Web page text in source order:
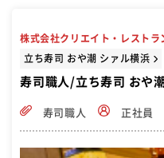
株式会社クリエイト・レストラ
立ち寿司 おや潮 シァル横浜
寿司職人/立ち寿司 おや
寿司職人 正社員